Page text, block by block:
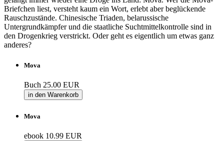
Briefchen liest, versteht kaum ein Wort, erlebt aber beglückende
Rauschzustände. Chinesische Triaden, belarussische
Untergrundkämpfer und die staatliche Suchtmittelkontrolle sind in
den Drogenkrieg verstrickt. Oder geht es eigentlich um etwas ganz
anderes?
Mova
Buch 25.00 EUR
in den Warenkorb
Mova
ebook 10.99 EUR